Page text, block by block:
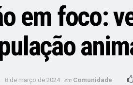
em foco:
8 de março de 2024 em Comunidade